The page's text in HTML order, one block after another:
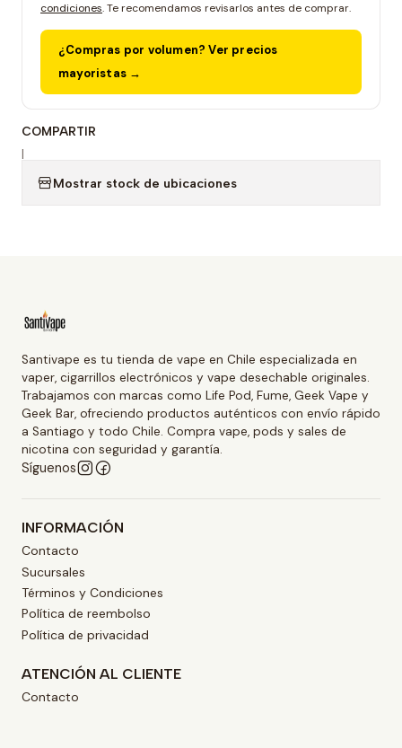
condiciones. Te recomendamos revisarlos antes de comprar.
¿Compras por volumen? Ver precios
mayoristas →
COMPARTIR
|
Mostrar stock de ubicaciones
Santivape es tu tienda de vape en Chile especializada en
vaper, cigarrillos electrónicos y vape desechable originales.
Trabajamos con marcas como Life Pod, Fume, Geek Vape y
Geek Bar, ofreciendo productos auténticos con envío rápido
a Santiago y todo Chile. Compra vape, pods y sales de
nicotina con seguridad y garantía.
Síguenos
INFORMACIÓN
Contacto
Sucursales
Términos y Condiciones
Política de reembolso
Política de privacidad
ATENCIÓN AL CLIENTE
Contacto